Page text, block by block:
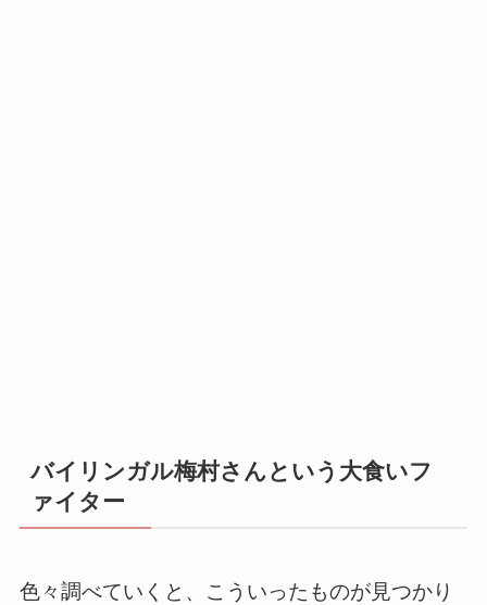
バイリンガル梅村さんという大食いフ
ァイター
色々調べていくと、こういったものが見つかり